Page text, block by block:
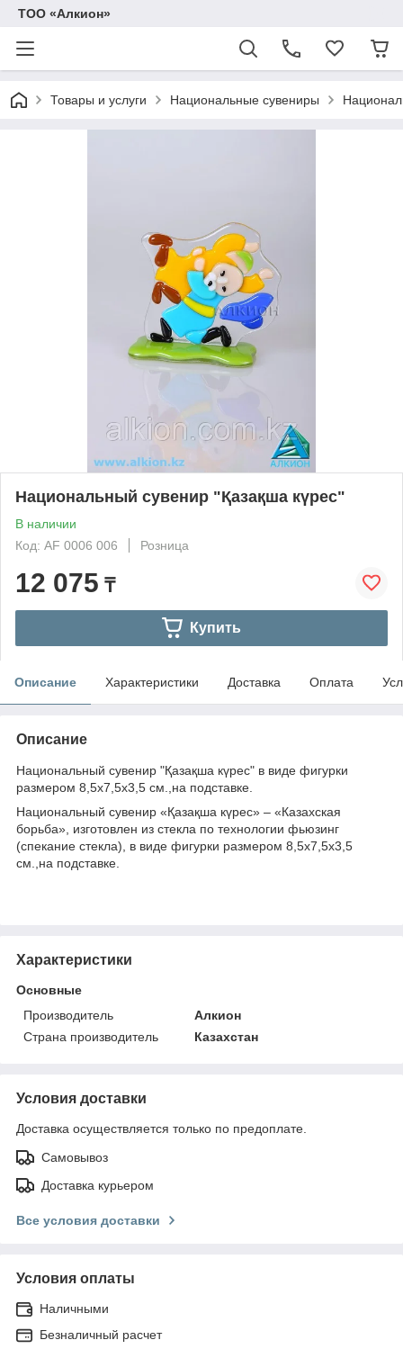
ТОО «Алкион»
Товары и услуги Национальные сувениры
Национальный сувенир "Қазақша күрес"
В наличии
Код: AF 0006 006
Розница
12 075 ₸
Купить
Описание Характеристики Доставка Оплата
Описание
Национальный сувенир "Қазақша күрес" в виде фигурки
размером 8,5х7,5х3,5 см.,на подставке.
Национальный сувенир «Қазақша күрес» – «Казахская
борьба», изготовлен из стекла по технологии фьюзинг
(спекание стекла), в виде фигурки размером 8,5х7,5х3,5
см.,на подставке.
Характеристики
Основные
Производитель
Алкион
Страна производитель
Казахстан
Условия доставки
Доставка осуществляется только по предоплате.
Самовывоз
Доставка курьером
Все условия доставки
Условия оплаты
Наличными
Безналичный расчет